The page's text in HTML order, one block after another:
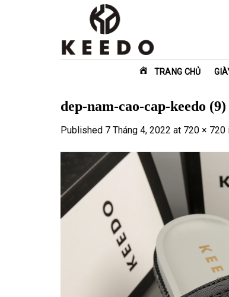
TRANG CHỦ
dep-nam-cao-cap-keedo (9)
Published 7 Tháng 4, 2022 at 720 × 720